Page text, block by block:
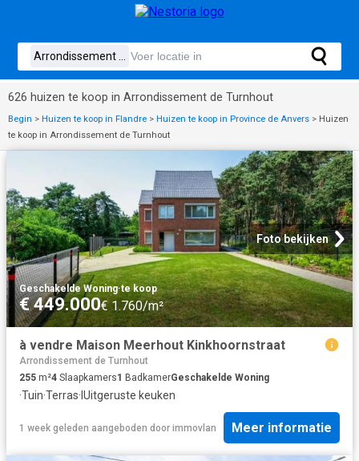
626 huizen te koop in Arrondissement de Turnhout
Begin > Huizen te koop in Flandre > Huizen te koop in Province de Anvers > Huizen
te koop in Arrondissement de Turnhout
Foto bekijken
Geschakelde Woning·te koop
€ 449.000€ 1.760/m²
à vendre Maison Meerhout Kinkhoornstraat
Arrondissement de Turnhout
255 m²4 Slaapkamers1 BadkamerGeschakelde Woning
·Tuin·Terras· IUitgeruste keuken
1 week geleden aangeboden door immovlan Meer informatie